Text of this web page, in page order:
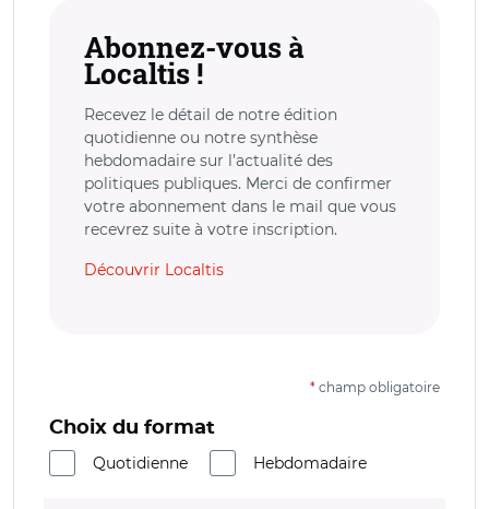
Abonnez-vous à
Localtis !
Recevez le détail de notre édition
quotidienne ou notre synthèse
hebdomadaire sur l’actualité des
politiques publiques. Merci de confirmer
votre abonnement dans le mail que vous
recevrez suite à votre inscription.
Découvrir Localtis
* champ obligatoire
Choix du format
Quotidienne
Hebdomadaire